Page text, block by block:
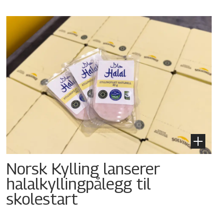
Norsk Kylling lanserer
halalkyllingpålegg til
skolestart